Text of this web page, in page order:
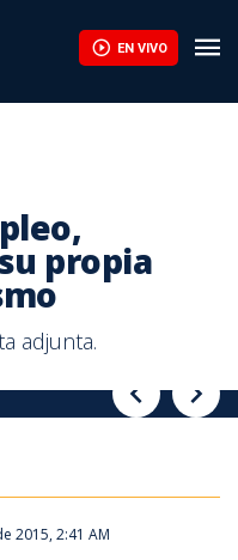
EN VIVO
propia
adjunta.
2015, 2:41 AM